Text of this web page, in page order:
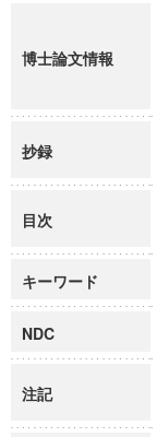
博士論文情報
抄録
目次
キーワード
NDC
注記